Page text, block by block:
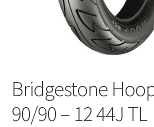
Bridgestone
90/90 – 12 44J TL